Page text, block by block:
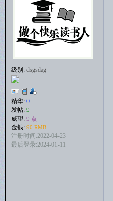
级别: dsgsdag
精华: 0
发帖: 9
威望: 9 点
金钱: 90 RMB
注册时间:2022-04-23
最后登录:2024-01-11